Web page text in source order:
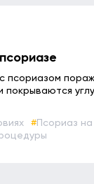
псориазом
покрываются
Псориаз